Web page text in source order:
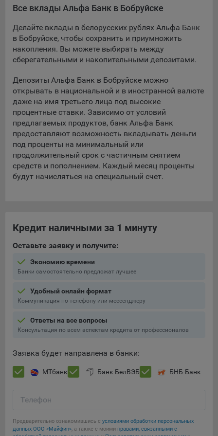
Подобные функции улучшают условия работы
9.3. Файлы cookie предпочтений, например, для настройки
контента. Данные файлы cookie собирают информацию о
выборе пользователя на сайте и его предпочтениях и
позволяют Обществу «запомнить» информацию о
выбранном пользователем городе и других местных
настройках для того, чтобы соответствующим образом
настраивать сайт.
9.4. Аналитические файлы cookie, например
Яндекс.Метрика, Google Analytics. Данные файлы cookie
собирают информацию о том, как пользователь
использовал сайты, и позволяют Обществу вносить в них
улучшения.
Аналитические файлы cookie показывают, какие страницы
сайта Общества посещаются чаще всего, помогают
составить представление о тенденциях использования
сайта в целом. Общество использует информацию для
анализа трафика на сайтах.
9.5. Файлы cookie, применяемые для определения целевой
аудитории и в рекламных целях, например Яндекс.Метрика,
Технические/Функциональные, хранятся не более года;
Необходимые для функционирования веб-аналитических
платформ «Google Analytics», «Яндекс.Метрика»
время пользования сайтом;
Остальные - не более года.
определять предпочтения пользователей сайта, в том числе
меры по совершенствованию работы сайта исходя из
предпочтений пользователей.
Сохранить мои изменения
Все вклады Альфа Банк в Бобруйске
Делайте вклады в белорусских рублях Альфа Банк
в Бобруйске, чтобы сохранить и приумножить
накопления. Вы можете выбирать между
сберегательными и накопительными депозитами.
Депозиты Альфа Банк в Бобруйске можно
открывать в национальной и в иностранной валюте
даже на имя третьего лица под высокие
процентные ставки. Зависимо от условий
предлагаемых продуктов, банк Альфа Банк
предоставляют возможность вкладывать деньги
под проценты на минимальный или
продолжительный срок с частичным снятием
средств и пополнением. Каждый месяц проценты
будут начисляться на специальный счет.
Кредит наличными за 1 минуту
Оставьте заявку и получите:
Экономию времени
Банки самостоятельно предложат лучшее
Удобный онлайн формат
Коммуникация по телефону или мессенджеру
Ответы на все вопросы
Консультация по всем аспектам кредита от профессионалов
Заявка будет направлена в банки:
МТбанк Банк БелВЭБ БНБ-Банк
Телефон
Предварительно ознакомившись с условиями обработки персональных
данных ООО «Майфин», а также с моими правами, связанными с